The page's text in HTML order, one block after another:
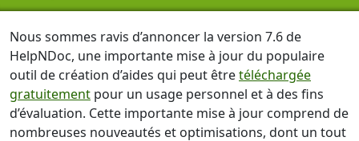
Nous sommes ravis d’annoncer la version 7.6 de
HelpNDoc, une importante mise à jour du populaire
outil de création d’aides qui peut êtretéléchargée
gratuitement pour un usage personnel et à des fins
d’évaluation. Cette importante mise à jour comprend de
nombreuses nouveautés et optimisations, dont un tout